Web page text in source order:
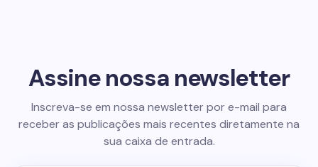
Assine nossa newsletter
Inscreva-se em nossa newsletter por e-mail para
receber as publicações mais recentes diretamente na
sua caixa de entrada.